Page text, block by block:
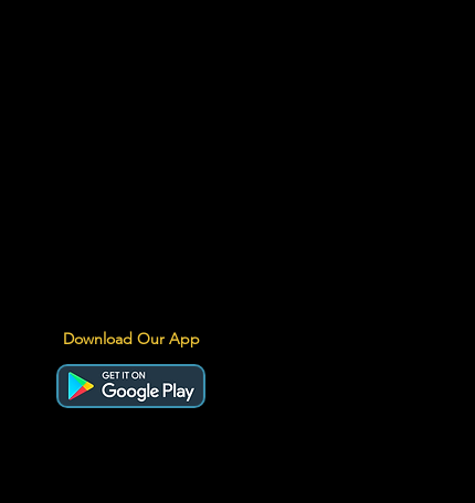
Download Our App